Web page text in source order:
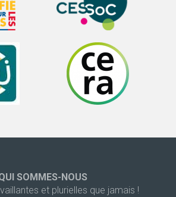
SOMMES-NOUS
et plurielles que jamais !